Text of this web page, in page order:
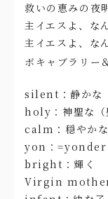
救いの恵みの夜
主イエスよ、な
主イエスよ、な
ボキャブラリー
silent：静かな
holy：神聖な（
calm：穏やか
yon：=yonder
bright：輝く
Virgin mother